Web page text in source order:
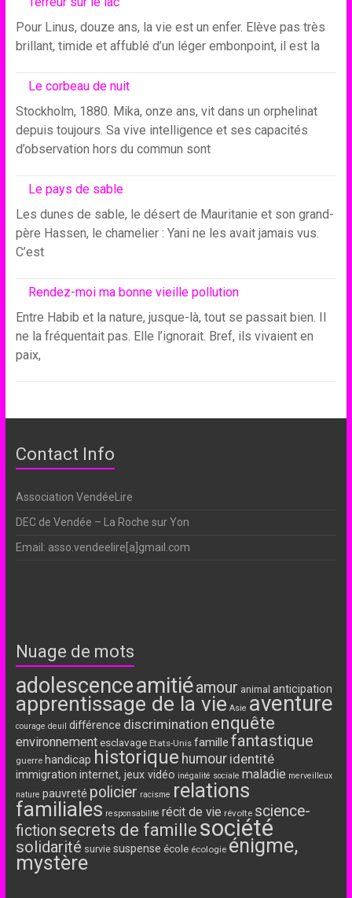
Pour Linus, douze ans, la vie est un enfer. Elève pas très
brillant, timide et affublé d’un léger embonpoint, il est la
Le corbeau de nuit
Stockholm, 1880. Mika, onze ans, vit dans un orphelinat
depuis toujours. Sa vive intelligence et ses capacités
d’observation hors du commun sont
Le pays de sable
Les dunes de sable, le désert de Mauritanie et son grand-
père Hassen, le chamelier : Yani ne les avait jamais vus.
C’est
Rendez-moi ma bonne vieille pollution
Entre Habib et la nature, jusque-là, tout se passait bien. Il
ne la fréquentait pas. Elle l’ignorait. Bref, ils vivaient en
paix,
Contact Info
Association VendéeLire
DEC de Vendée – La Roche sur Yon
Email: asso.vendeelire[a]gmail.com
Nuage de mots
adolescenceamitiéamour animal anticipation
apprentissage de la vie Asie aventure
courage deuil différence discrimination enquête
environnement esclavage Etats-Unis famille fantastique
guerre handicap historique humour identité
immigration internet, jeux vidéo inégalité sociale maladie merveilleux
nature pauvreté policier racisme relations
familiales responsabilité récit de vie révolte science-
fiction secrets de famille société
solidarité survie suspense école écologie énigme,
mystère